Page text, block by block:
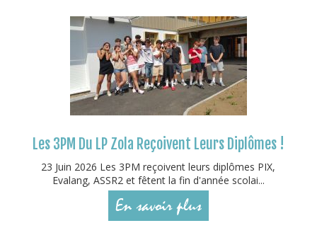
Les 3PM Du LP Zola Reçoivent Leurs Diplômes !
23 Juin 2026 Les 3PM reçoivent leurs diplômes PIX,
Evalang, ASSR2 et fêtent la fin d'année scolai...
En savoir plus